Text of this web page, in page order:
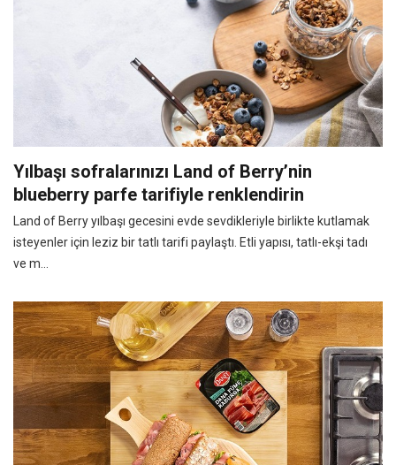
Yılbaşı sofralarınızı Land of Berry’nin
blueberry parfe tarifiyle renklendirin
Land of Berry yılbaşı gecesini evde sevdikleriyle birlikte kutlamak
isteyenler için leziz bir tatlı tarifi paylaştı. Etli yapısı, tatlı-ekşi tadı
ve m...